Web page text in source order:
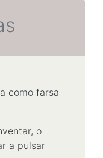
como farsa
o
a pulsar